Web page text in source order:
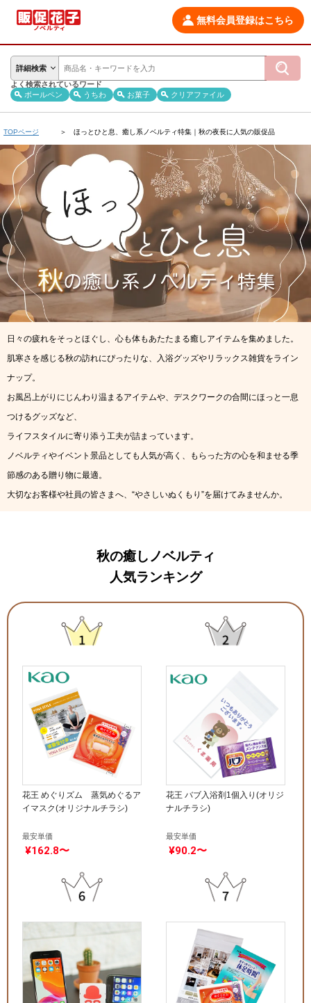
無料会員登録はこちら
詳細検索
よく検索されているワード
ボールペン
うちわ お菓子 クリアファイル
TOPページ ほっとひと息、癒し系ノベルティ特集｜秋の夜長に人気の販促品
日々の疲れをそっとほぐし、心も体もあたたまる癒しアイテムを集めました。
肌寒さを感じる秋の訪れにぴったりな、入浴グッズやリラックス雑貨をライン
ナップ。
お風呂上がりにじんわり温まるアイテムや、デスクワークの合間にほっと一息
つけるグッズなど、
ライフスタイルに寄り添う工夫が詰まっています。
ノベルティやイベント景品としても人気が高く、もらった方の心を和ませる季
節感のある贈り物に最適。
大切なお客様や社員の皆さまへ、“やさしいぬくもり”を届けてみませんか。
秋の癒しノベルティ
人気ランキング
花王 めぐりズム 蒸気めぐるア
イマスク(オリジナルチラシ)
最安単価
¥162.8〜
花王 バブ入浴剤1個入り(オリジ
ナルチラシ)
最安単価
¥90.2〜